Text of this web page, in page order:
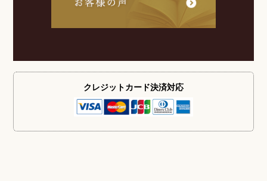
クレジットカード決済対応